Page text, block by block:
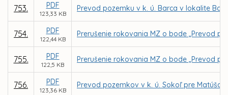
753. PDF
123,33 KB
Prevod pozemku v k. ú. Barca v lokalite
754. PDF
122,44 KB
Prerušenie rokovania MZ o bode „Prevod
755. PDF
122,5 KB
Prerušenie rokovania MZ o bode „Prevod
756. PDF
123,36 KB
Prevod pozemkov v k. ú. Sokoľ pre